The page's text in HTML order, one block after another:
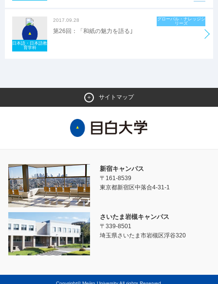
2017.09.28
グローバル・ナレッジシ
リーズ
第26回：「和紙の魅力を語る｣
日本語・日本語教
育学科
サイトマップ
新宿キャンパス
〒161-8539
東京都新宿区中落合4-31-1
さいたま岩槻キャンパス
〒339-8501
埼玉県さいたま市岩槻区浮谷320